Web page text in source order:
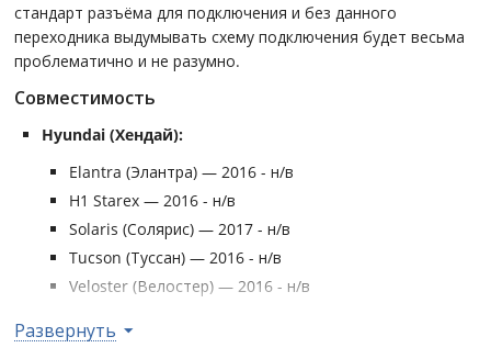
стандарт разъёма для подключения и без данного
переходника выдумывать схему подключения будет весьма
проблематично и не разумно.
Совместимость
Hyundai (Хендай):
Elantra (Элантра) — 2016 - н/в
H1 Starex — 2016 - н/в
Solaris (Солярис) — 2017 - н/в
Tucson (Туссан) — 2016 - н/в
Veloster (Велостер) — 2016 - н/в
KIA (КИА):
Развернуть